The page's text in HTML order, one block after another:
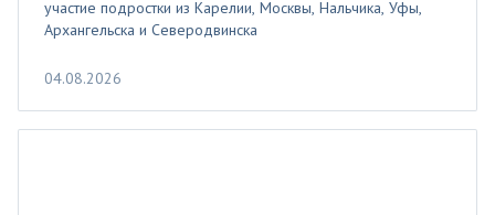
участие подростки из Карелии, Москвы, Нальчика, Уфы,
Архангельска и Северодвинска
04.08.2026